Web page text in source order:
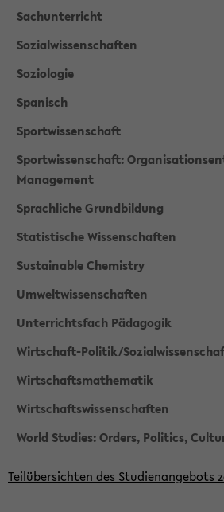
Sachunterricht
Sozialwissenschaften
Soziologie
Spanisch
Sportwissenschaft
Sportwissenschaft:
Management
Sprachliche Grundbildung
Statistische Wissenschaften
Sustainable Chemistry
Umweltwissenschaften
Unterrichtsfach Pädagogik
Wirtschaft-Politik/
Wirtschaftsmathematik
Wirtschaftswissenschaften
World Studies: Orders, Politics,
Teilübersichten des Studienangebots